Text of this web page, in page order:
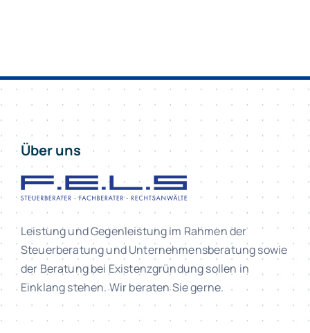
Über uns
Leistung und Gegenleistung im Rahmen der
Steuerberatung und Unternehmensberatung sowie
der Beratung bei Existenzgründung sollen in
Einklang stehen. Wir beraten Sie gerne.